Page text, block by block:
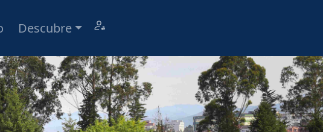
Descubre